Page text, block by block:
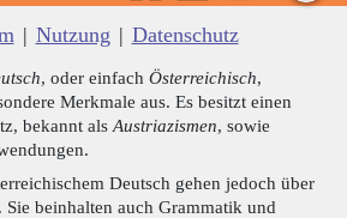
| Nutzung | Datenschutz
, oder einfach Österreichisch,
Merkmale aus. Es besitzt einen
bekannt als Austriazismen, sowie
Deutsch gehen jedoch über
Sie beinhalten auch Grammatik und